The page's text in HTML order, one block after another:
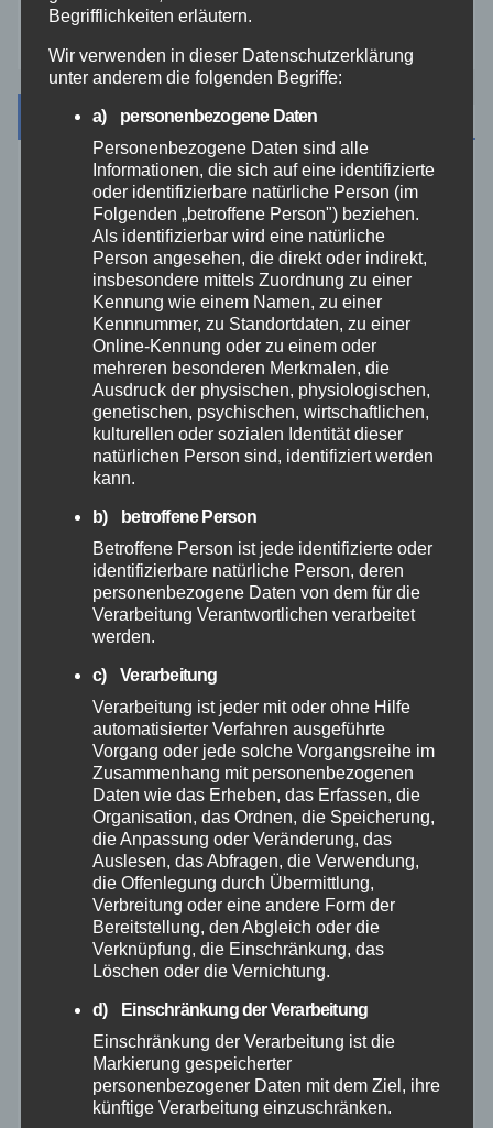
Zoll
Archiv
August 2026
Juli 2026
Juni 2026
April 2026
März 2026
Januar 2026
November 2025
Oktober 2025
September 2025
August 2025
Juli 2025
Juni 2025
Mai 2025
April 2025
Begrifflichkeiten erläutern.
Wir verwenden in dieser Datenschutzerklärung
unter anderem die folgenden Begriffe:
a) personenbezogene Daten
Personenbezogene Daten sind alle
Informationen, die sich auf eine identifizierte
oder identifizierbare natürliche Person (im
Folgenden „betroffene Person") beziehen.
Als identifizierbar wird eine natürliche
Person angesehen, die direkt oder indirekt,
insbesondere mittels Zuordnung zu einer
Kennung wie einem Namen, zu einer
Kennnummer, zu Standortdaten, zu einer
Online-Kennung oder zu einem oder
mehreren besonderen Merkmalen, die
Ausdruck der physischen, physiologischen,
genetischen, psychischen, wirtschaftlichen,
kulturellen oder sozialen Identität dieser
natürlichen Person sind, identifiziert werden
kann.
b) betroffene Person
Betroffene Person ist jede identifizierte oder
identifizierbare natürliche Person, deren
personenbezogene Daten von dem für die
Verarbeitung Verantwortlichen verarbeitet
werden.
c) Verarbeitung
Verarbeitung ist jeder mit oder ohne Hilfe
automatisierter Verfahren ausgeführte
Vorgang oder jede solche Vorgangsreihe im
Zusammenhang mit personenbezogenen
Daten wie das Erheben, das Erfassen, die
Organisation, das Ordnen, die Speicherung,
die Anpassung oder Veränderung, das
Auslesen, das Abfragen, die Verwendung,
die Offenlegung durch Übermittlung,
Verbreitung oder eine andere Form der
Bereitstellung, den Abgleich oder die
Verknüpfung, die Einschränkung, das
Löschen oder die Vernichtung.
d) Einschränkung der Verarbeitung
Einschränkung der Verarbeitung ist die
Markierung gespeicherter
personenbezogener Daten mit dem Ziel, ihre
künftige Verarbeitung einzuschränken.